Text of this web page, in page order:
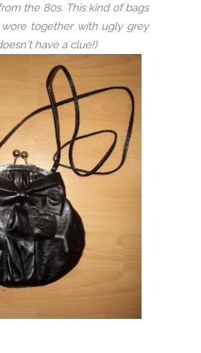
the 80s. This kind of bags
together with ugly grey
have a clue!)